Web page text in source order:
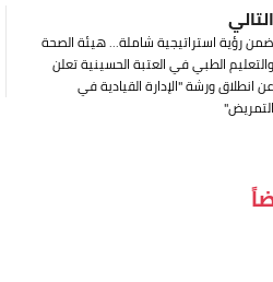
التالي
ضمن رؤية استراتيجية شاملة... هيئة الصحة
والتعليم الطبي في العتبة الحسينية تعلن
عن انطلاق ورشة "الإدارة القيادية في
التمريض"